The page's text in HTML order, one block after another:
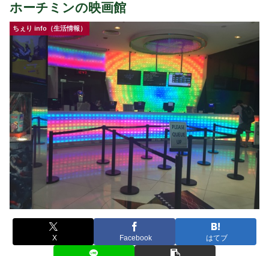
ホーチミンの映画館
ちぇり info（生活情報）
X Facebook はてブ